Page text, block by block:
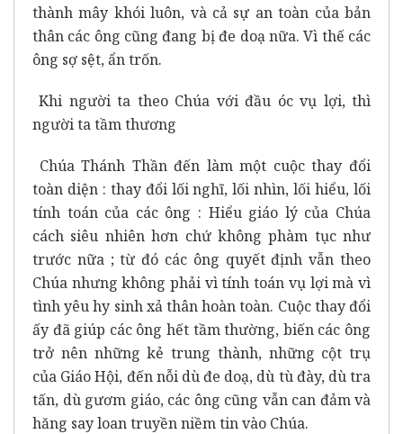
thành mây khói luôn, và cả sự an toàn của bản
thân các ông cũng đang bị đe doạ nữa. Vì thế các
ông sợ sệt, ẩn trốn.
Khi người ta theo Chúa với đầu óc vụ lợi, thì
người ta tầm thương
Chúa Thánh Thần đến làm một cuộc thay đổi
toàn diện : thay đổi lối nghĩ, lối nhìn, lối hiểu, lối
tính toán của các ông : Hiểu giáo lý của Chúa
cách siêu nhiên hơn chứ không phàm tục như
trước nữa ; từ đó các ông quyết định vẫn theo
Chúa nhưng không phải vì tính toán vụ lợi mà vì
tình yêu hy sinh xả thân hoàn toàn. Cuộc thay đổi
ấy đã giúp các ông hết tầm thường, biến các ông
trở nên những kẻ trung thành, những cột trụ
của Giáo Hội, đến nỗi dù đe doạ, dù tù đày, dù tra
tấn, dù gươm giáo, các ông cũng vẫn can đảm và
hăng say loan truyền niềm tin vào Chúa.